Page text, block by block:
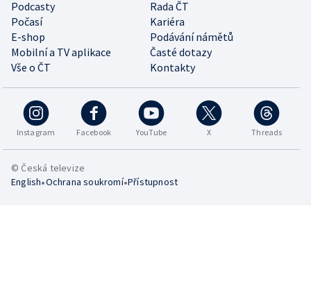
Podcasty
Rada ČT
Počasí
Kariéra
E-shop
Podávání námětů
Mobilní a TV aplikace
Časté dotazy
Vše o ČT
Kontakty
Instagram Facebook YouTube X Threads
© Česká televize
English•Ochrana soukromí•Přístupnost